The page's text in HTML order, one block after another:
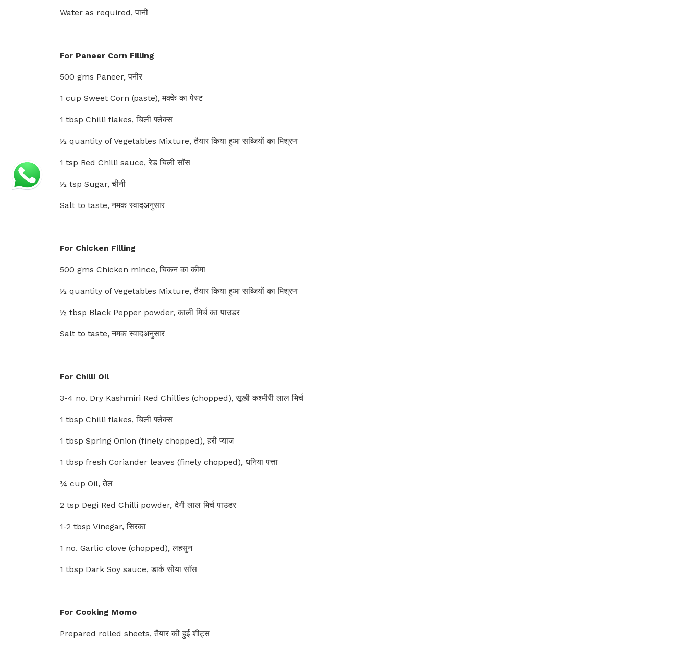
Water as required, पानी
For Paneer Corn Filling
500 gms Paneer, पनीर
1 cup Sweet Corn (paste), मक्के का पेस्ट
1 tbsp Chilli flakes, चिली फ्लेक्स
½ quantity of Vegetables Mixture, तैयार किया हुआ सब्जियों का मिश्रण
1 tsp Red Chilli sauce, रेड चिली सॉस
½ tsp Sugar, चीनी
Salt to taste, नमक स्वादअनुसार
For Chicken Filling
500 gms Chicken mince, चिकन का कीमा
½ quantity of Vegetables Mixture, तैयार किया हुआ सब्जियों का मिश्रण
½ tbsp Black Pepper powder, काली मिर्च का पाउडर
Salt to taste, नमक स्वादअनुसार
For Chilli Oil
3-4 no. Dry Kashmiri Red Chillies (chopped), सूखी कश्मीरी लाल मिर्च
1 tbsp Chilli flakes, चिली फ्लेक्स
1 tbsp Spring Onion (finely chopped), हरी प्याज
1 tbsp fresh Coriander leaves (finely chopped), धनिया पत्ता
¾ cup Oil, तेल
2 tsp Degi Red Chilli powder, देगी लाल मिर्च पाउडर
1-2 tbsp Vinegar, सिरका
1 no. Garlic clove (chopped), लहसुन
1 tbsp Dark Soy sauce, डार्क सोया सॉस
For Cooking Momo
Prepared rolled sheets, तैयार की हुई शीट्स